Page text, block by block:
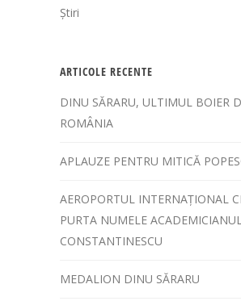
Știri
ARTICOLE RECENTE
DINU SĂRARU, ULTIMUL BOIER
ROMÂNIA
APLAUZE PENTRU MITICĂ
AEROPORTUL INTERNAȚIONAL
PURTA NUMELE
CONSTANTINESCU
MEDALION DINU SĂRARU